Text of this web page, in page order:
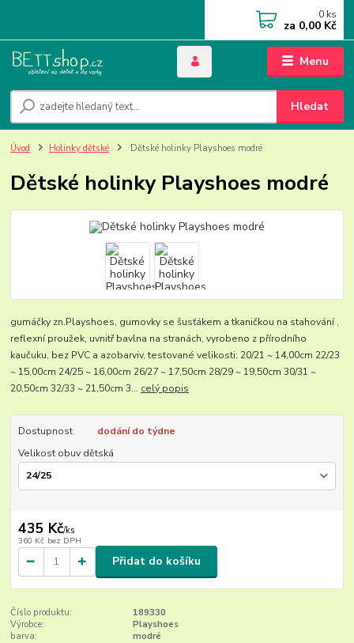
Menu
Hledat
0 ks
za 0,00 Kč
Úvod Holinky dětské Dětské holinky Playshoes modré
Dětské holinky Playshoes modré
gumáčky zn.Playshoes, gumovky se šusťákem a tkaničkou na stahování ,
reflexní proužek, uvnitř bavlna na stranách, vyrobeno z přírodního
kaučuku, bez PVC a azobarviv, testované velikosti: 20/21 ~ 14,00cm 22/23
~ 15,00cm 24/25 ~ 16,00cm 26/27 ~ 17,50cm 28/29 ~ 19,50cm 30/31 ~
20,50cm 32/33 ~ 21,50cm 3... celý popis
Dostupnost
dodání do týdne
Velikost obuv dětská
435 Kč/ks
360 Kč bez DPH
Přidat do košíku
Číslo produktu:
189330
Výrobce:
Playshoes
barva:
modré